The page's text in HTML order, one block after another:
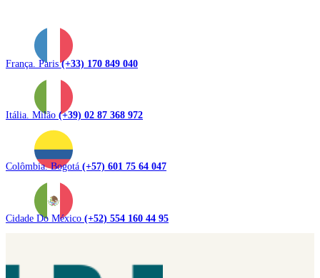
França. Paris(+33) 170 849 040
Itália. Milão (+39) 02 87 368 972
Colômbia. Bogotá (+57) 601 75 64 047
Cidade Do México (+52) 554 160 44 95